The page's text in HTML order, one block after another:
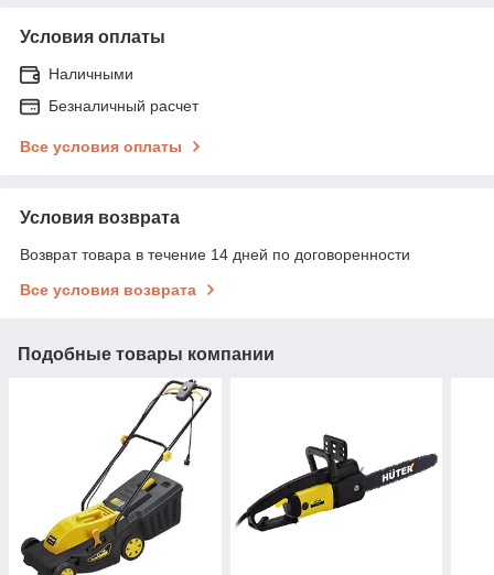
Условия оплаты
Наличными
Безналичный расчет
Все условия оплаты
Условия возврата
Возврат товара в течение 14 дней по договоренности
Все условия возврата
Подобные товары компании